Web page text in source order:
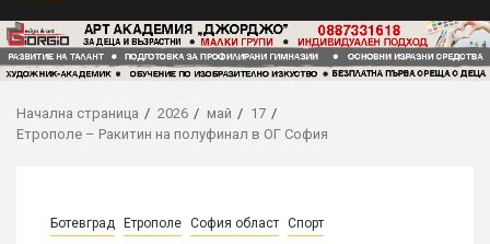
Начална страница 2026 май
17
Етрополе – Ракитин на полуфинал в ОГ София
Ботевград Етрополе София област Спорт